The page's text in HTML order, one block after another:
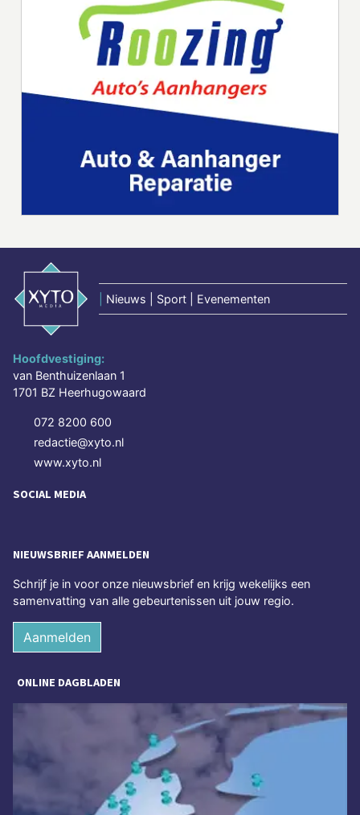
Nieuws | Sport | Evenementen
Hoofdvestiging:
van Benthuizenlaan 1
1701 BZ Heerhugowaard
072 8200 600
redactie@xyto.nl
www.xyto.nl
SOCIAL MEDIA
NIEUWSBRIEF AANMELDEN
Schrijf je in voor onze nieuwsbrief en krijg wekelijks een
samenvatting van alle gebeurtenissen uit jouw regio.
Aanmelden
ONLINE DAGBLADEN